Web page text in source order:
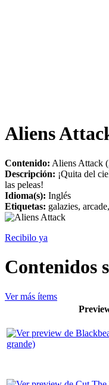
Aliens
Contenido: Aliens Attack
Descripción: ¡Quita del
las peleas!
Idioma(s): Inglés
Etiquetas: galazies,
Recibilo ya
Contenidos
Ver más ítems